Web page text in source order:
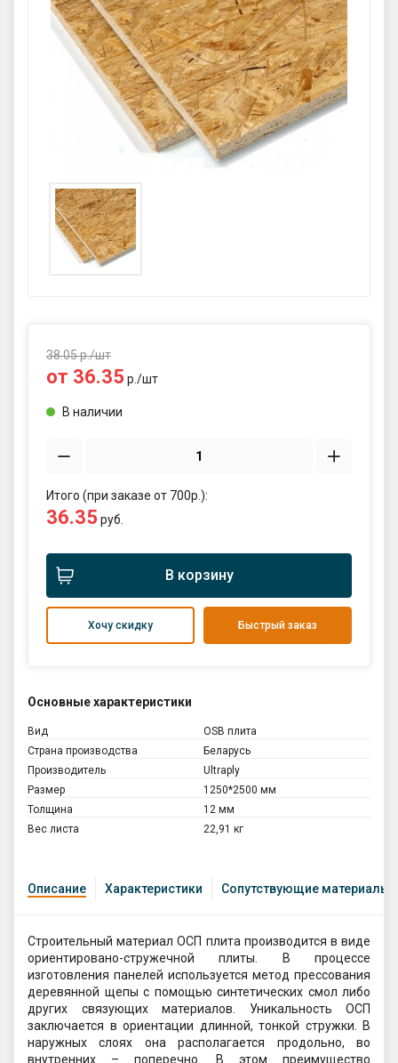
GPS координаты проезда к
складу:
53.85987990162563,27.420653302
90123
sales@profkomplekt.by
Основные характеристики
Вид
OSB плита
Страна производства
Беларусь
Производитель
Ultraply
Размер
1250*2500 мм
Толщина
12 мм
Вес листа
22,91 кг
38.05р./шт
от 36.35 р./шт
В наличии
Итого (при заказе от 700р.):
36.35 руб.
В корзину
Хочу скидку Быстрый заказ
Описание Характеристики Сопутствующие материалы
Строительный материал ОСП плита производится в виде
ориентировано-стружечной плиты. В процессе
изготовления панелей используется метод прессования
деревянной щепы с помощью синтетических смол либо
других связующих материалов. Уникальность ОСП
заключается в ориентации длинной, тонкой стружки. В
наружных слоях она располагается продольно, во
внутренних – поперечно. В этом преимущество